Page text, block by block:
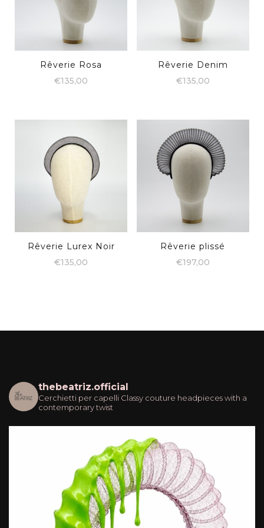
Rêverie Rosa
€135,00
Rêverie Denim
€135,00
Rêverie Lurex Noir
€135,00
Rêverie plissé
€197,00
thebeatriz.official
Cerchietti per capelli Classy couture headpieces with a
contemporary twist